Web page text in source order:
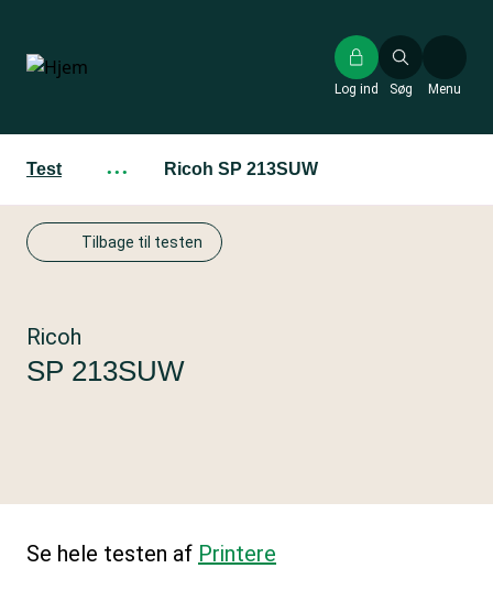
hovedindhold
Søg
Log ind Menu
Test ··· Ricoh SP 213SUW
Tilbage til testen
Ricoh
SP 213SUW
Se hele testen af Printere